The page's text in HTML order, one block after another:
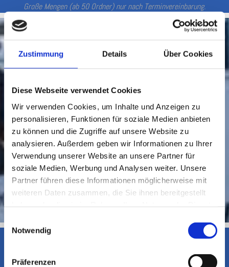
Zustimmung Details Über Cookies
Diese Webseite verwendet Cookies
Wir verwenden Cookies, um Inhalte und Anzeigen zu
personalisieren, Funktionen für soziale Medien anbieten
zu können und die Zugriffe auf unsere Website zu
analysieren. Außerdem geben wir Informationen zu Ihrer
Verwendung unserer Website an unsere Partner für
soziale Medien, Werbung und Analysen weiter. Unsere
Partner führen diese Informationen möglicherweise mit
weiteren Daten zusammen, die Sie ihnen bereitgestellt
Notwendig
Präferenzen
Große Mengen (ab 50 Ordner) nur nach Terminvereinbarung.
umfangreiches Leistungsspektrum: